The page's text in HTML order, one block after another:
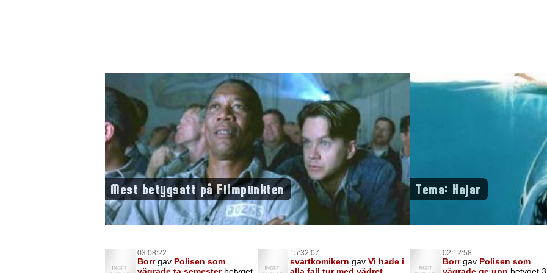
Mest betygsatt på Filmpunkten Tema: Hajar
03:08:22
Borrgav Polisen som
vägrade ta semester betyget
15:32:07
svartkomikern gav Vi hade i
alla fall tur med vädret
02:12:58
Borrgav Polisen som
vägrade ge upp betyget